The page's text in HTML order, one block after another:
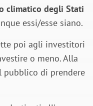
climatico degli Stati
essi/esse siano.
poi agli investitori
o meno. Alla
pubblico di prendere